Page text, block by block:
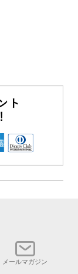
メールマガジン